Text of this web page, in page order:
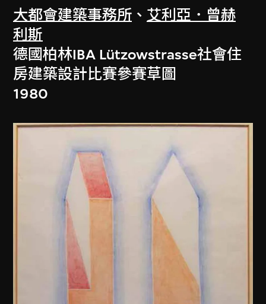
大都會建築事務所 、 艾利亞．曾赫
利斯
德國柏林IBA Lützowstrasse社會住
房建築設計比賽參賽草圖
1980